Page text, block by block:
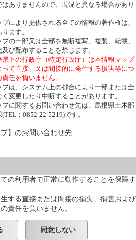
はありませんので、現況と異なる場合があり
により提供される全ての情報の著作権は、
ます。
の一部又は全部を無断複写、複製、転載、
び配布することを禁じます。
県下の行政庁（特定行政庁）は本情報マップ
って直接、又は間接的に発生する損害等につ
任を負いません。
プは、システム上の都合により一部または全
変更したり中断することがあります。
プに関するお問い合わせ先は、島根県土木部
：0852-22-5219)です。
】のお問い合わせ先
の利用者で正常に動作することを保障す
する直接または間接の損失、損害および
責任を負いません。
同意しない